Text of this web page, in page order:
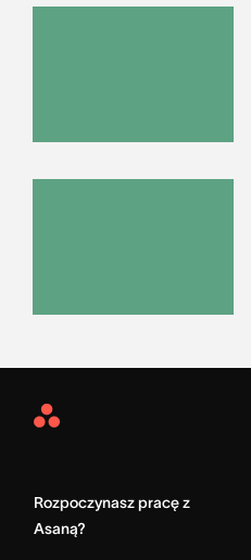
Asana
Rozpoczynasz pracę z
Asaną?